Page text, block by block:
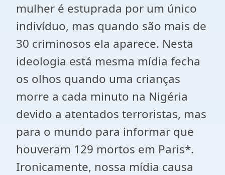
mulher é estuprada por um único
indivíduo, mas quando são mais de
30 criminosos ela aparece. Nesta
ideologia está mesma mídia fecha
os olhos quando uma crianças
morre a cada minuto na Nigéria
devido a atentados terroristas, mas
para o mundo para informar que
houveram 129 mortos em Paris*.
Ironicamente, nossa mídia causa